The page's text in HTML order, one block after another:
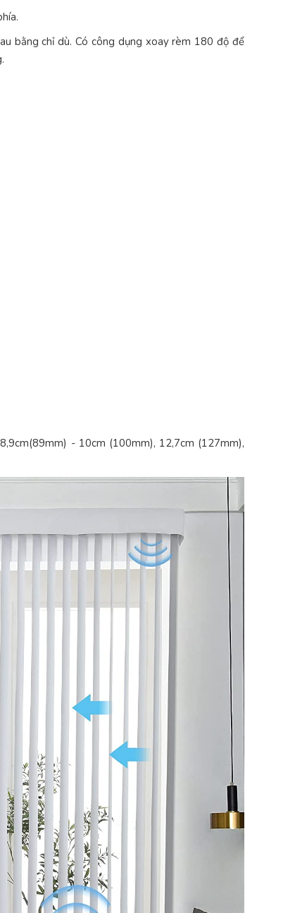
bằng chỉ dù. Có công dụng xoay rèm 180 độ để
- 10cm (100mm), 12,7cm (127mm),